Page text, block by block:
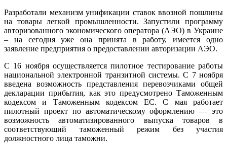
Разработали механизм унификации ставок ввозной пошлины
на товары легкой промышленности. Запустили программу
авторизованного экономического оператора (АЭО) в Украине
– на сегодня уже она принята в работу, имеется одно
заявление предприятия о предоставлении авторизации АЭО.
С 16 ноября осуществляется пилотное тестирование работы
национальной электронной транзитной системы. С 7 ноября
введена возможность представления перевозчиками общей
декларации прибытия, как это предусмотрено Таможенным
кодексом и Таможенным кодексом ЕС. С мая работает
пилотный проект по автоматическому оформлению — это
возможность автоматизированного выпуска товаров в
соответствующий таможенный режим без участия
должностного лица таможни.